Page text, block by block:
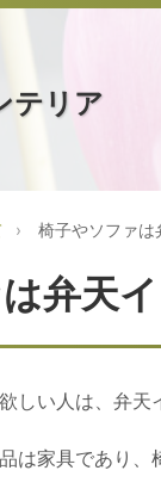
テリア
椅子やソファは
弁天
しい人は、弁天
は家具であり、